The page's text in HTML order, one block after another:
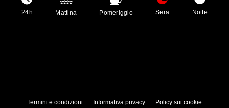
24h Mattina Pomeriggio Sera Notte
Termini e condizioni Informativa privacy Policy sui cookie